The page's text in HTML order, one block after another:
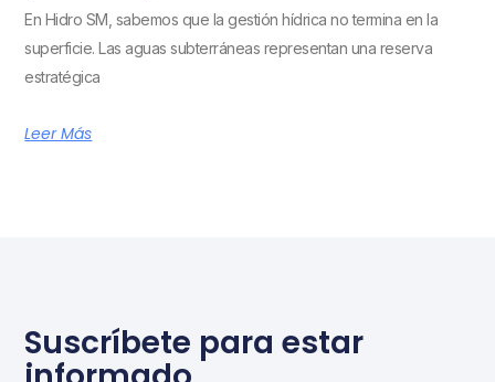
En Hidro SM, sabemos que la gestión hídrica no termina en la
superficie. Las aguas subterráneas representan una reserva
estratégica
Leer Más
Suscríbete para estar